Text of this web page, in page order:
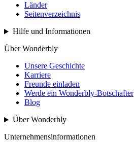
Länder
Seitenverzeichnis
Hilfe und Informationen
Über Wonderbly
Unsere Geschichte
Karriere
Freunde einladen
Werde ein Wonderbly-Botschafter
Blog
Über Wonderbly
Unternehmensinformationen